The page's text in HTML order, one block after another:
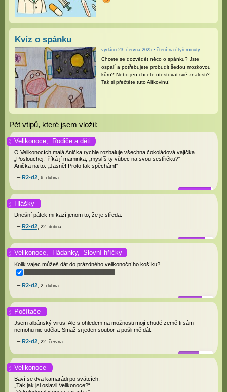
Kvíz o spánku
vydáno 23. června 2025 • čtení na čtyři minuty
Chcete se dozvědět něco o spánku? Jste
ospalí a potřebujete probudit šedou mozkovou
kůru? Nebo jen chcete otestovat své znalosti?
Tak si přečtěte tuto Alíkovinu!
Pět vtipů, které jsem vložil:
Velikonoce, Rodiče a děti
O Velikonocích malá Anička rychle rozbaluje všechna čokoládová vajíčka.
„Poslouchej,“ říká jí maminka, „myslíš ty vůbec na svou sestřičku?“
Anička na to: „Jasně! Proto tak spěchám!“
R2-d2, 6. dubna
Hlášky
Dnešnípátek mi kazí jenom to, že jestředa
R2-d2, 22. dubna
Velikonoce, Hádanky, Slovní hříčky
Kolik vajec můžeš dát do prázdného velikonočního košíku?
R2-d2, 2. dubna
Počítače
Jsem albánský virus! Ale s ohledem na možnosti mojí chudé země ti sám
nemohu nic udělat. Smaž si jeden soubor a pošli mě dál.
R2-d2, 22. června
Velikonoce
Baví se dva kamarádi po svátcích:
„Tak jak jsi oslavil Velikonoce?“